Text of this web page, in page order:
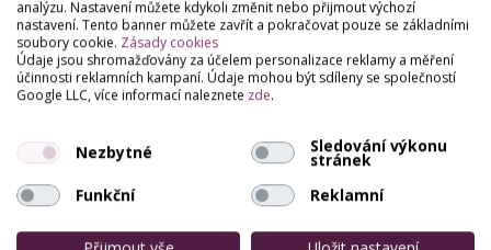
analýzu. Nastavení můžete kdykoli změnit nebo přijmout výchozí
nastavení. Tento banner můžete zavřít a pokračovat pouze se základními
soubory cookie. Zásady cookies
Údaje jsou shromažďovány za účelem personalizace reklamy a měření
účinnosti reklamních kampaní. Údaje mohou být sdíleny se společností
Google LLC, více informací naleznete zde.
Nezbytné Sledování výkonu
stránek
Funkční
Reklamní